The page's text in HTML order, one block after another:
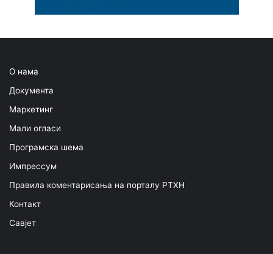
О нама
Документа
Маркетинг
Мали огласи
Програмска шема
Импрессум
Правила коментарисања на порталу РТХН
Контакт
Савјет